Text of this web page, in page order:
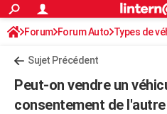
ACTUALITÉS
Politique
Société
Faits Divers
Education
Monde
Villes
+
Programme TV
Sorties cinéma
FINANCE
Forum Forum Auto Types de
Sujet Précédent
Peut-on vendre un
consentement de